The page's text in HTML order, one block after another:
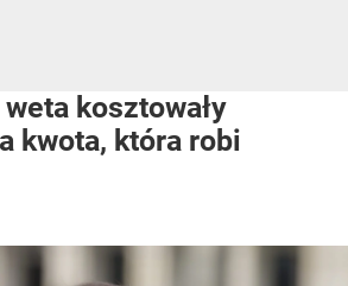
kosztowały
kwota, która robi